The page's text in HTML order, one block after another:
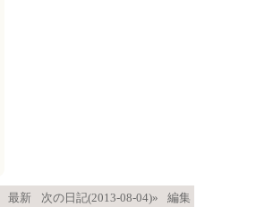
最新 次の日記(2013-08-04)» 編集